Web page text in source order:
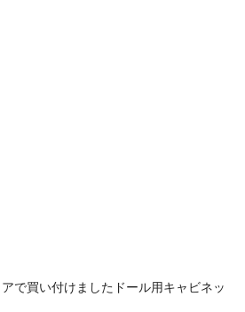
で買い付けましたドール用キャビネッ